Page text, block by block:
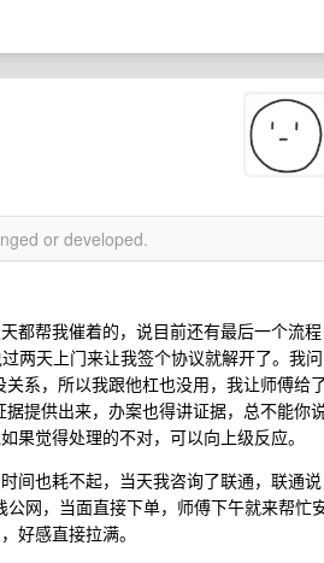
or developed.
都帮我催着的，说目前还有最后一个流程
两天上门来让我签个协议就解开了。我问
系，所以我跟他杠也没用，我让师傅给
提供出来，办案也得讲证据，总不能你
果觉得处理的不对，可以向上级反应。
间也耗不起，当天我咨询了联通，联通说
网，当面直接下单，师傅下午就来帮忙
好感直接拉满。